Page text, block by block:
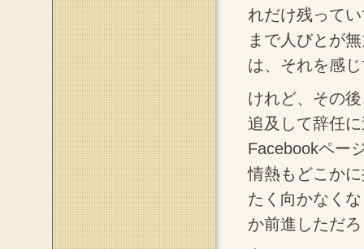
れだけ残って
まで人びとが
は、それを感
けれど、その
追及して辞任
Facebookペー
情熱もどこか
たく向かなく
か前進しただ